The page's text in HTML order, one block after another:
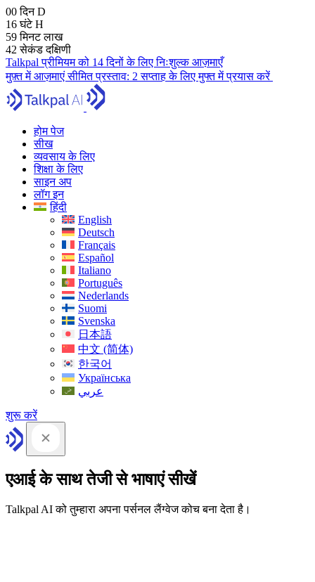
00 दिनD
16 घंटेH
59 मिनटलाख
40 सेकंडदक्षिणी
Talkpal प्रीमियम को 14 दिनों के लिए निःशुल्क आज़माएँ
मुफ़्त में आज़माएंसीमित प्रस्ताव: 2 सप्ताह के लिए मुफ्त में प्रयास करें
होम पेज
सीख
व्यवसाय के लिए
शिक्षा के लिए
साइन अप
लॉग इन
हिंदी
English
Deutsch
Français
Español
Italiano
Português
Nederlands
Suomi
Svenska
日本語
中文 (简体)
한국어
Українська
عربي
शुरू करें
एआई के साथ तेजी से भाषाएं सीखें
Talkpal AI को तुम्हारा अपना पर्सनल लैंग्वेज कोच बना देता है।